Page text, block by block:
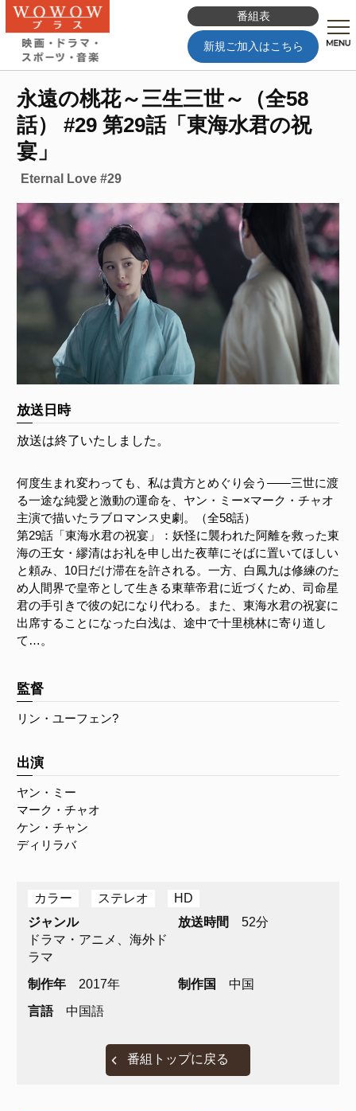
番組表
新規ご加入はこちら
永遠の桃花～三生三世～（全58
話） #29 第29話「東海水君の祝
宴」
Eternal Love #29
放送日時
放送は終了いたしました。
何度生まれ変わっても、私は貴方とめぐり会う――三世に渡
る一途な純愛と激動の運命を、ヤン・ミー×マーク・チャオ
主演で描いたラブロマンス史劇。（全58話）
第29話「東海水君の祝宴」：妖怪に襲われた阿離を救った東
海の王女・繆清はお礼を申し出た夜華にそばに置いてほしい
と頼み、10日だけ滞在を許される。一方、白鳳九は修練のた
め人間界で皇帝として生きる東華帝君に近づくため、司命星
君の手引きで彼の妃になり代わる。また、東海水君の祝宴に
出席することになった白浅は、途中で十里桃林に寄り道し
て…。
監督
リン・ユーフェン?
出演
ヤン・ミー
マーク・チャオ
ケン・チャン
ディリラバ
カラー ステレオ
HD
ジャンル
ドラマ・アニメ、海外ド
ラマ
放送時間 52分
制作年 2017年 制作国
中国
言語
中国語
番組トップに戻る